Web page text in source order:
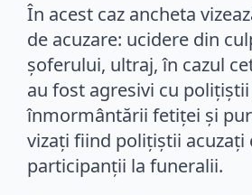
În acest caz ancheta
de acuzare: ucidere din
șoferului, ultraj, în cazul
au fost agresivi cu
înmormântării fetiței și
vizați fiind polițiștii acuzați
participanții la funeralii.